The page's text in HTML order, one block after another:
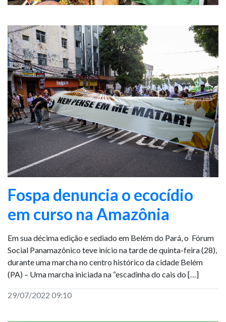
Fospa denuncia o ecocídio
em curso na Amazônia
Em sua décima edição e sediado em Belém do Pará, o Fórum
Social Panamazônico teve início na tarde de quinta-feira (28),
durante uma marcha no centro histórico da cidade Belém
(PA) – Uma marcha iniciada na “escadinha do cais do […]
29/07/2022 09:10